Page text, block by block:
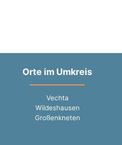
Orte im Umkreis
Vechta
Wildeshausen
Großenkneten